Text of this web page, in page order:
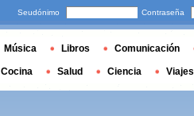
Seudónimo Contraseña
Música Libros Comunicación
Cocina Salud Ciencia Viajes